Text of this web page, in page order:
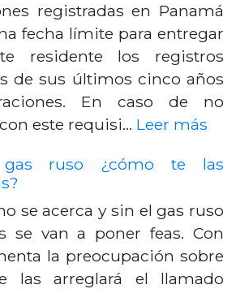
registradas en Panamá
fecha límite para entregar
residente los registros
de sus últimos cinco años
En caso de no
este requisi… Leer más
ruso ¿cómo te las
se acerca y sin el gas ruso
se van a poner feas. Con
la preocupación sobre
las arreglará el llamado